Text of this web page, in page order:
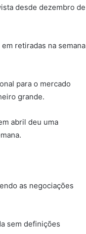
desde dezembro de
retiradas na semana
para o mercado
grande.
abril deu uma
as negociações
sem definições